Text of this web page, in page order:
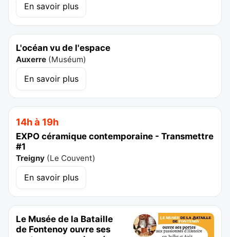
En savoir plus
L'océan vu de l'espace
Auxerre (Muséum)
En savoir plus
14h à 19h
EXPO céramique contemporaine - Transmettre
#1
Treigny (Le Couvent)
En savoir plus
Le Musée de la Bataille
de Fontenoy ouvre ses